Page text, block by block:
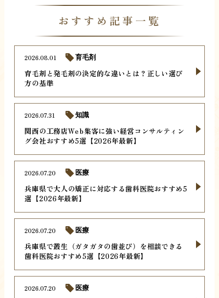
おすすめ記事一覧
育毛剤と発毛剤の決定的な違いとは？正しい選び
方の基準
2026.08.01 育毛剤
関西の工務店Web集客に強い経営コンサルティン
グ会社おすすめ5選【2026年最新】
2026.07.31 知識
兵庫県で大人の矯正に対応する歯科医院おすすめ5
選【2026年最新】
2026.07.20 医療
兵庫県で叢生（ガタガタの歯並び）を相談できる
歯科医院おすすめ5選【2026年最新】
2026.07.20 医療
2026.07.20 医療